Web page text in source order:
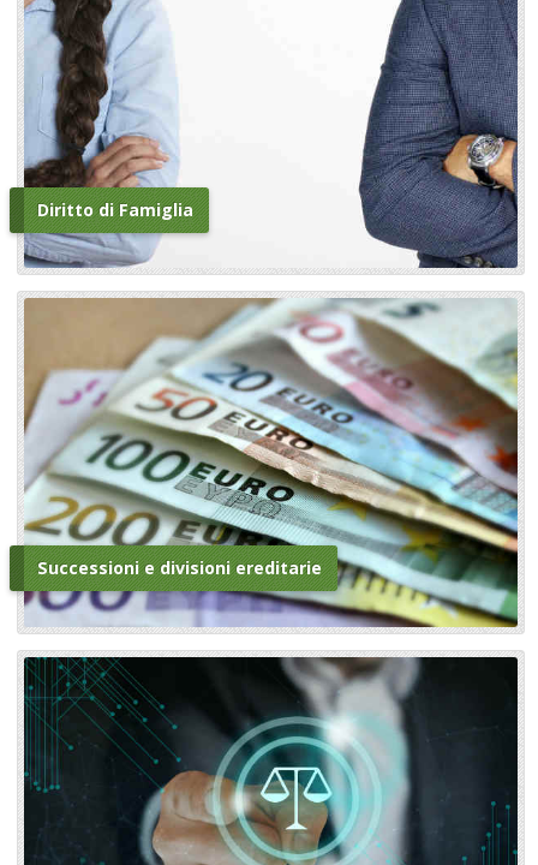
Diritto di Famiglia
Successioni e divisioni ereditarie